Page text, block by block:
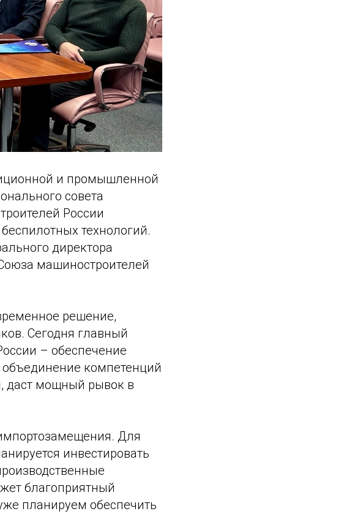
и промышленной
совета
России
технологий.
директора
машиностроителей
решение,
Сегодня главный
– обеспечение
объединение компетенций
даст мощный рывок в
Для
инвестировать
благоприятный
планируем обеспечить